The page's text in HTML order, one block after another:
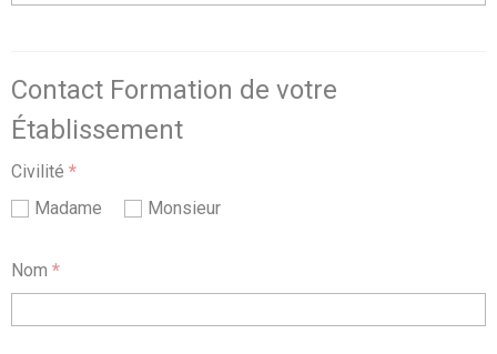
Contact Formation de votre
Établissement
Civilité *
Madame
Monsieur
Nom *